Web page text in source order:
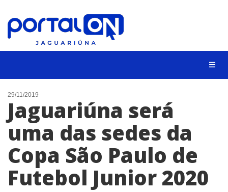
NOTÍCIAS
LISTA DIGITAL
CONTATO
ANUNCIE
BUSCAR
29/11/2019
Jaguariúna será
uma das sedes da
Copa São Paulo de
Futebol Junior 2020